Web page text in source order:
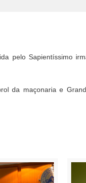
pelo Sapientíssimo
da maçonaria e